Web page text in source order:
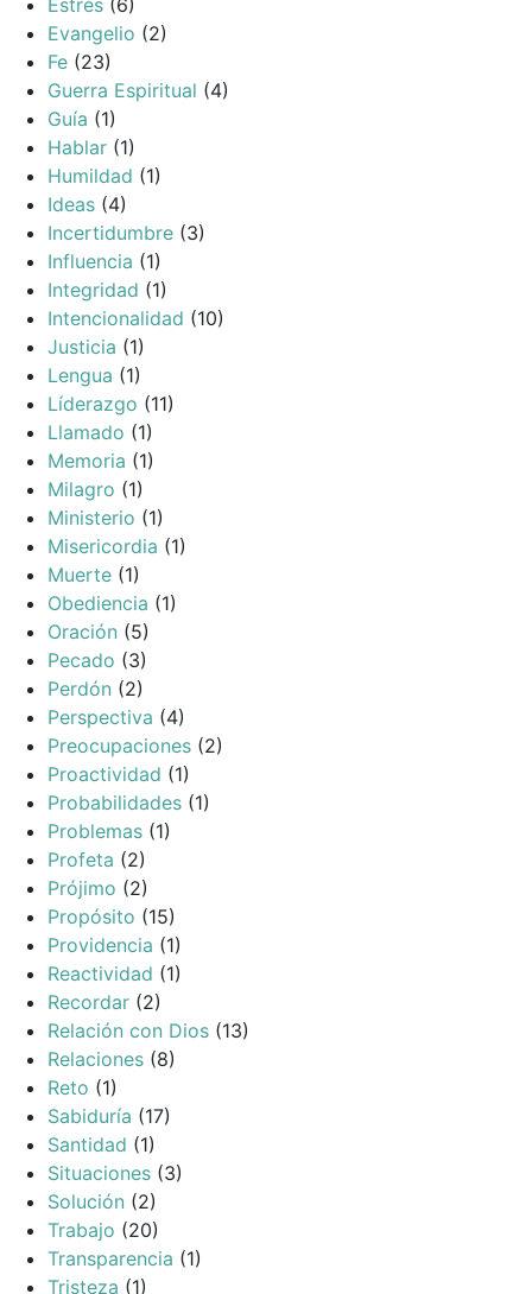
Estrés (6)
Evangelio (2)
Fe (23)
Guerra Espiritual (4)
Guía (1)
Hablar (1)
Humildad (1)
Ideas (4)
Incertidumbre (3)
Influencia (1)
Integridad (1)
Intencionalidad (10)
Justicia (1)
Lengua (1)
Líderazgo (11)
Llamado (1)
Memoria (1)
Milagro (1)
Ministerio (1)
Misericordia (1)
Muerte (1)
Obediencia (1)
Oración (5)
Pecado (3)
Perdón (2)
Perspectiva (4)
Preocupaciones (2)
Proactividad (1)
Probabilidades (1)
Problemas (1)
Profeta (2)
Prójimo (2)
Propósito (15)
Providencia (1)
Reactividad (1)
Recordar (2)
Relación con Dios (13)
Relaciones (8)
Reto (1)
Sabiduría (17)
Santidad (1)
Situaciones (3)
Solución (2)
Trabajo (20)
Transparencia (1)
Tristeza (1)